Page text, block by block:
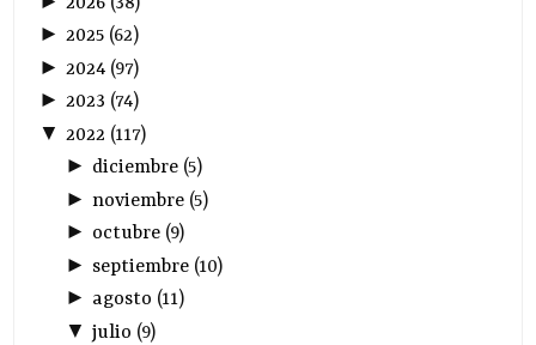
►2025 (62)
► 2024 (97)
►2023 (74)
▼ 2022 (117)
► diciembre(5)
► noviembre(5)
► octubre(9)
► septiembre(10)
► agosto (11)
▼ julio (9)